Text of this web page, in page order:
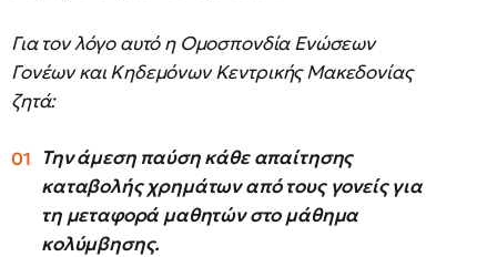
Για τον λόγο αυτό η Ομοσπονδία Ενώσεων
Γονέων και Κηδεμόνων Κεντρικής Μακεδονίας
ζητά:
Την άμεση παύση κάθε απαίτησης
καταβολής χρημάτων από τους γονείς για
τη μεταφορά μαθητών στο μάθημα
κολύμβησης.